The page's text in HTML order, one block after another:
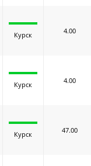
Курск 4.00
Курск 4.00
Курск 47.00